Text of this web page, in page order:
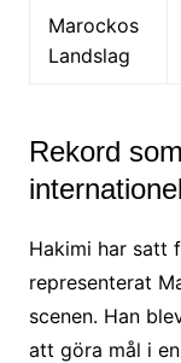
Marockos
Landslag
Rekord
Hakimi har satt
representerat
scenen. Han
att göra mål i